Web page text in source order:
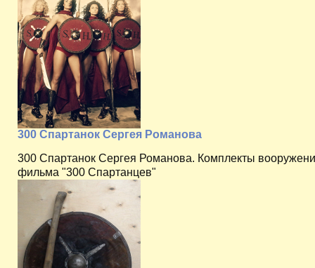
300 Спартанок Сергея Романова
300 Спартанок Сергея Романова. Комплекты
фильма "300 Спартанцев"